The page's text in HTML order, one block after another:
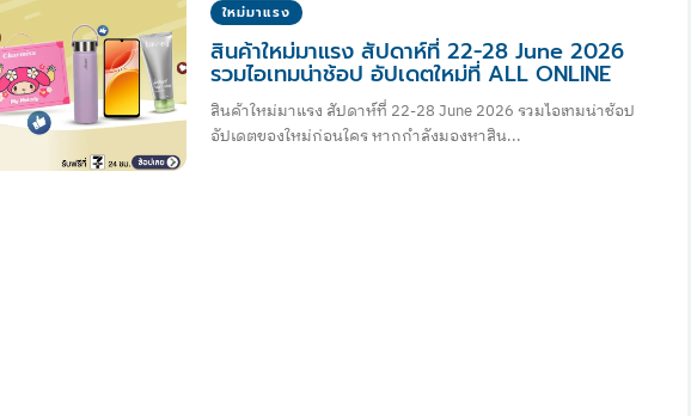
ใหม่มาแรง
สินค้าใหม่มาแรง สัปดาห์ที่ 22-28 June 2026
รวมไอเทมน่าช้อป อัปเดตใหม่ที่ ALL ONLINE
สินค้าใหม่มาแรง สัปดาห์ที่ 22-28 June 2026 รวมไอเทมน่าช้อป
อัปเดตของใหม่ก่อนใคร หากกำลังมองหาสิน...